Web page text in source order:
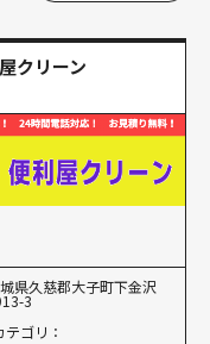
クリーン
県久慈郡大子町下金沢
3
ゴリ：